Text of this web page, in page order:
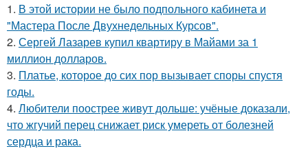
1. В этой истории не было подпольного кабинета и
"Мастера После Двухнедельных Курсов".
2. Сергей Лазарев купил квартиру в Майами за 1
миллион долларов.
3. Платье, которое до сих пор вызывает споры спустя
годы.
4. Любители поострее живут дольше: учёные доказали,
что жгучий перец снижает риск умереть от болезней
сердца и рака.